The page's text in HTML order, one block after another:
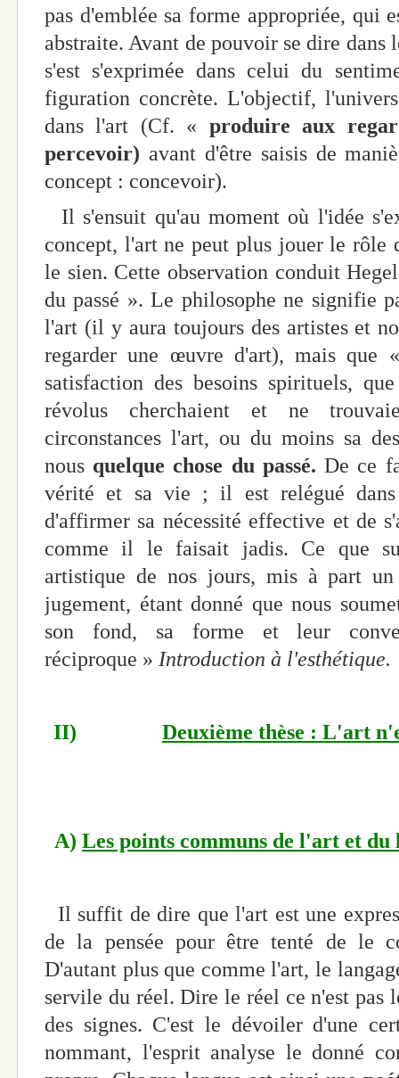
pas d'emblée sa forme appropriée, qui
abstraite. Avant de pouvoir se dire dans
s'est s'exprimée dans celui du
figuration concrète. L'objectif,
dans l'art (Cf. « produire aux
percevoir) avant d'être saisis de
concept : concevoir).
Il s'ensuit qu'au moment où l'idée
concept, l'art ne peut plus jouer le rôle
le sien. Cette observation conduit
du passé ». Le philosophe ne signifie
l'art (il y aura toujours des artistes et
regarder une œuvre d'art), mais que
satisfaction des besoins spirituels,
révolus cherchaient et ne
circonstances l'art, ou du moins sa
nous quelque chose du passé. De ce
vérité et sa vie ; il est relégué dans
d'affirmer sa nécessité effective et de
comme il le faisait jadis. Ce que
artistique de nos jours, mis à part
jugement, étant donné que nous
son fond, sa forme et leur
réciproque » Introduction à l'esthétique.
II) Deuxième thèse : L'art
A) Les points communs de l'art et du
Il suffit de dire que l'art est une
de la pensée pour être tenté de le
D'autant plus que comme l'art, le
servile du réel. Dire le réel ce n'est pas
des signes. C'est le dévoiler d'une
nommant, l'esprit analyse le donné